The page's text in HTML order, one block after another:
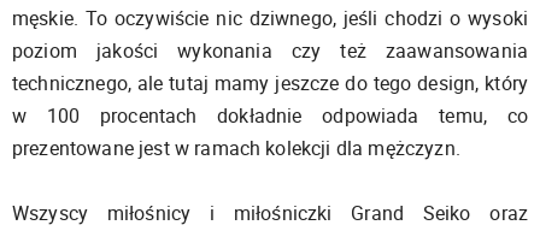
męskie. To oczywiście nic dziwnego, jeśli chodzi o wysoki
poziom jakości wykonania czy też zaawansowania
technicznego, ale tutaj mamy jeszcze do tego design, który
w 100 procentach dokładnie odpowiada temu, co
prezentowane jest w ramach kolekcji dla mężczyzn.
Wszyscy miłośnicy i miłośniczki Grand Seiko oraz